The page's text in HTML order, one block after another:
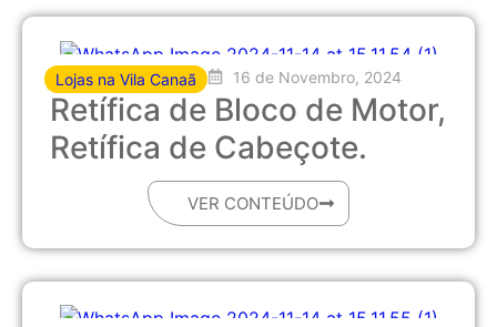
Lojas na Vila Canaã 16 de Novembro, 2024
Retífica de Bloco de Motor,
Retífica de Cabeçote.
VER CONTEÚDO